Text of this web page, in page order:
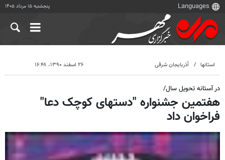
پنجشنبه ۱۵ مرداد ۱۴۰۵
استانها آذربایجان شرقی ۲۶ اسفند ۱۳۹۰، ۱۶:۴۸
در آستانه تحویل سال/
هفتمین جشنواره "دستهای کوچک دعا"
فراخوان داد